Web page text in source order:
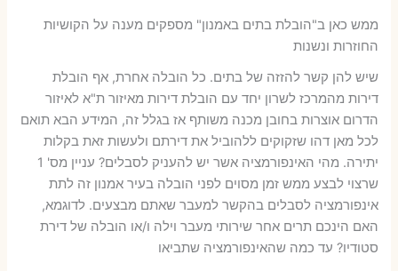
ממש כאן ב"הובלת בתים באמנון" מספקים מענה על הקושיות
החוזרות ונשנות
שיש להן קשר להזזה של בתים. כל הובלה אחרת, אף הובלת
דירות מהמרכז לשרון יחד עם הובלת דירות מאיזור ת"א לאיזור
הדרום אוצרות בחובן מכנה משותף אז בגלל זה, המידע הבא תואם
לכל מאן דהו שזקוקים ללהוביל את דירתם ולעשות זאת בקלות
יתירה. מהי האינפורמציה אשר יש להעניק לסבלים? עניין מס' 1
שרצוי לבצע ממש זמן מסוים לפני הובלה בעיר אמנון זה לתת
אינפורמציה לסבלים בהקשר למעבר שאתם מבצעים. לדוגמא,
האם הינכם תרים אחר שירותי מעבר וילה ו/או הובלה של דירת
סטודיו? עד כמה שהאינפורמציה שתביאו